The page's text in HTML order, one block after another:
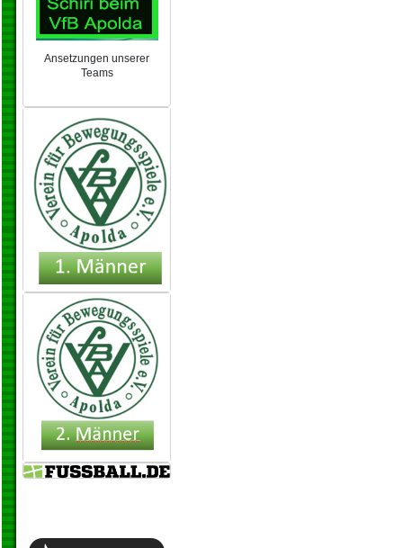
Ansetzungen unserer
Teams